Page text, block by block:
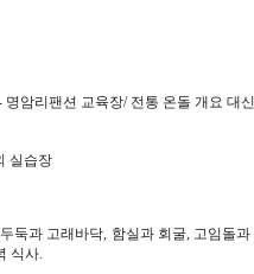
암리팬션 교육장/ 전통 온돌 개요 대
실습장
둑과 고래바닥, 함실과 회굴, 고임돌
식사.